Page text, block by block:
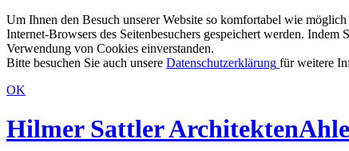
Um Ihnen den Besuch unserer Website so komfortabel wie
Internet-Browsers des Seitenbesuchers gespeichert werden.
Verwendung von Cookies einverstanden.
Bitte besuchen Sie auch unsere Datenschutzerklärung für weitere
OK
Hilmer Sattler Architekten